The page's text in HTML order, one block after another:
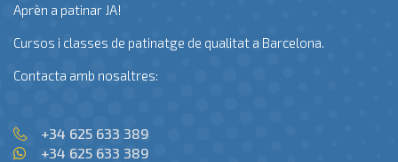
Aprèn a patinar JA!
Cursos i classes de patinatge de qualitat a Barcelona.
Contacta amb nosaltres:
+34 625 633 389
+34 625 633 389